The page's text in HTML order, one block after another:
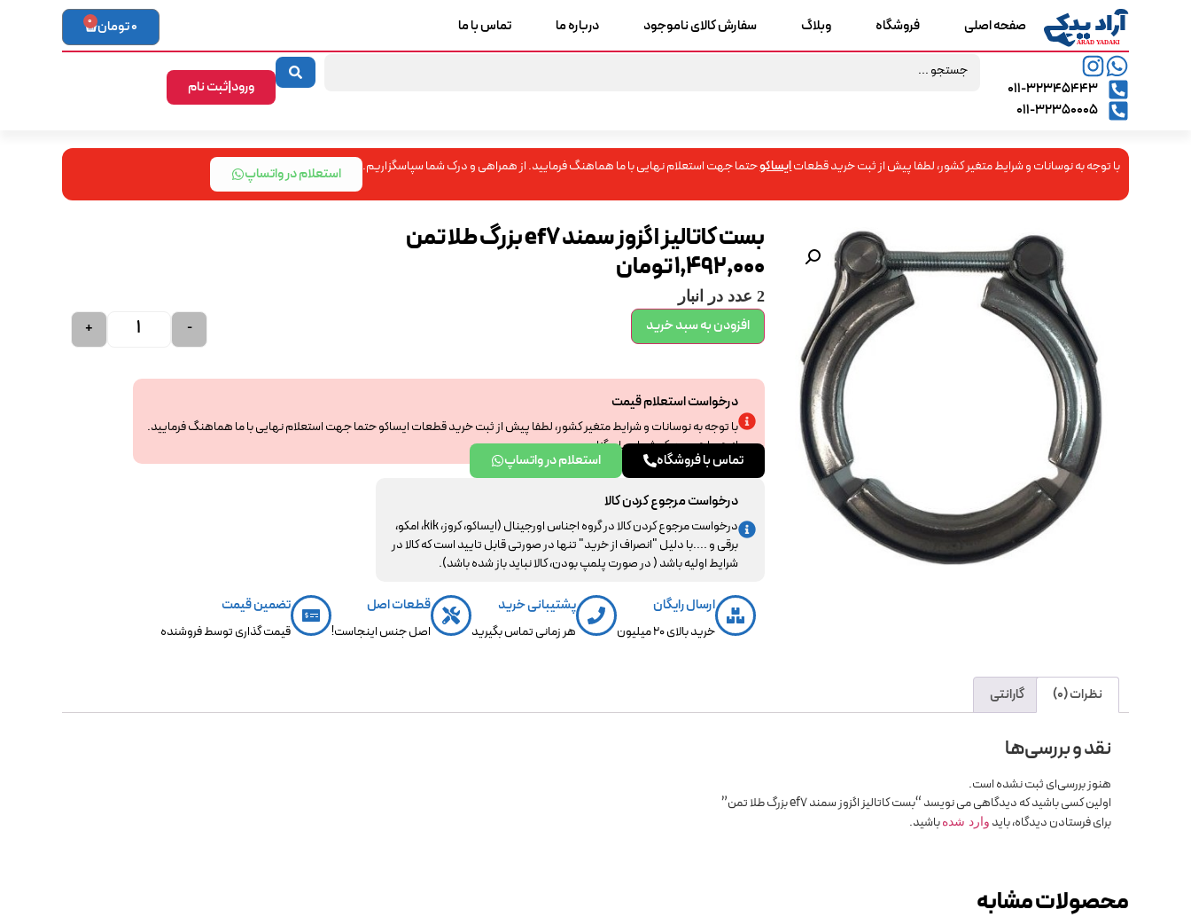
۰۱۱-۳۲۳۴۵۴۴۳
۰۱۱-۳۲۳۵۰۰۰۵
ورود|ثبت نام
صفحه اصلی فروشگاه وبلاگ سفارش کالای ناموجود درباره ما تماس با ما 0تومان 0
با توجه به نوسانات و شرایط متغیر کشور، لطفا پیش از ثبت خرید قطعاتایساکوحتما جهت استعلام نهایی با ما هماهنگ فرمایید. از همراهی و درک شما سپاسگزاریم. استعلام در واتساپ
بست کاتالیز اگزوز سمند ef7 بزرگ طلا تمن
1,492,000تومان
2 عدد در انبار
-
+ افزودن به سبد خرید
درخواست استعلام قیمت
با توجه به نوسانات و شرایط متغیر کشور، لطفا پیش از ثبت خرید قطعات ایساکو حتما جهت استعلام نهایی با ما هماهنگ فرمایید.
از همراهی و درک شما سپاسگزاریم.
تماس با فروشگاه
استعلام در واتساپ
درخواست مرجوع کردن کالا
درخواست مرجوع کردن کالا در گروه اجناس اورجینال (ایساکو، کروز، kik، امکو،
برقی و ....با دلیل "انصراف از خرید" تنها در صورتی قابل تایید است که کالا در
شرایط اولیه باشد ( در صورت پلمپ بودن، کالا نباید باز شده باشد).
ارسال رایگان
خرید بالای 20 میلیون
پشتیبانی خرید
هر زمانی تماس بگیرید
قطعات اصل
اصل جنس اینجاست!
تضمین قیمت
قیمت گذاری توسط فروشنده
نظرات (0) گارانتی
نقد و بررسی‌ها
هنوز بررسی‌ای ثبت نشده است.
اولین کسی باشید که دیدگاهی می نویسد “بست کاتالیز اگزوز سمند ef7 بزرگ طلا تمن”
برای فرستادن دیدگاه، باید وارد شده باشید.
محصولات مشابه